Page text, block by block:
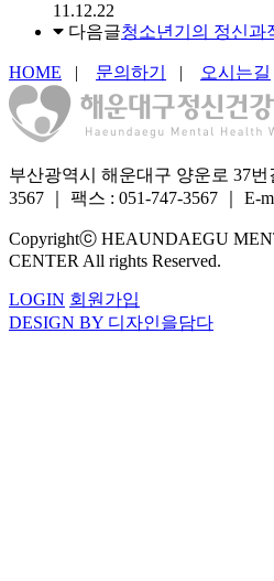
11.12.22
다음글청소년기의 정신과
HOME | 문의하기 | 오시는길
부산광역시 해운대구 양운로 37번
3567
팩스 : 051-747-3567 E-
Copyrightⓒ HEAUNDAEGU
CENTER All rights Reserved.
LOGIN 회원가입
DESIGN BY 디자인을담다